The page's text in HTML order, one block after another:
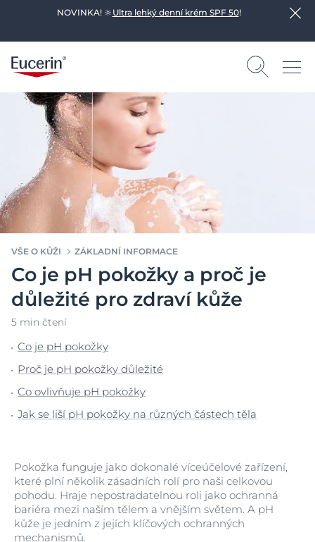
NOVINKA! 🔆 Ultra lehký denní krém SPF 50!
VŠE O KŮŽI ZÁKLADNÍ INFORMACE
Co je pH pokožky a proč je
důležité pro zdraví kůže
5 min čtení
Co je pH pokožky
Proč je pH pokožky důležité
Co ovlivňuje pH pokožky
Jak se liší pH pokožky na různých částech těla
Pokožka funguje jako dokonalé víceúčelové zařízení,
které plní několik zásadních rolí pro naši celkovou
pohodu. Hraje nepostradatelnou roli jako ochranná
bariéra mezi naším tělem a vnějším světem. A pH
kůže je jedním z jejích klíčových ochranných
mechanismů.